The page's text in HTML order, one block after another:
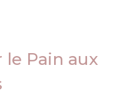
Pain aux